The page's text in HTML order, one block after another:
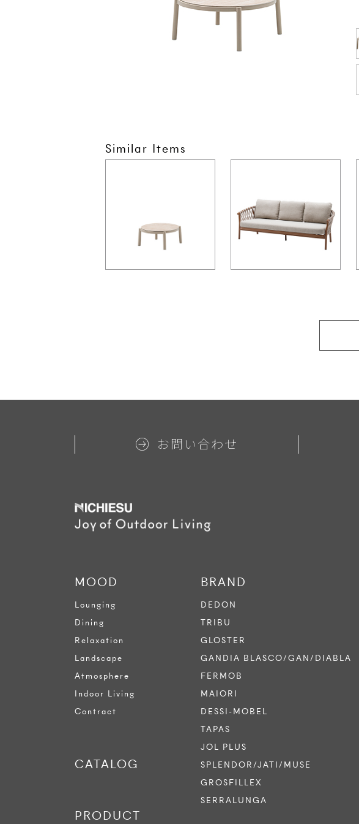
Similar Items
お問い合わせ
MOOD
Lounging
Dining
Relaxation
Landscape
Atmosphere
Indoor Living
Contract
CATALOG
PRODUCT
BRAND
DEDON
TRIBU
GLOSTER
GANDIA BLASCO/GAN/DIABLA
FERMOB
MAIORI
DESSI-MOBEL
TAPAS
JOL PLUS
SPLENDOR/JATI/MUSE
GROSFILLEX
SERRALUNGA